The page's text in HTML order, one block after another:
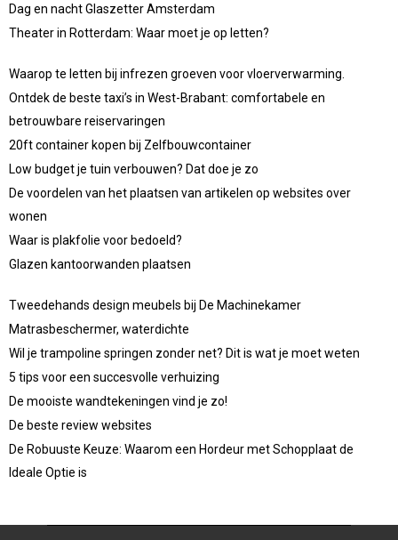
Dag en nacht Glaszetter Amsterdam
Theater in Rotterdam: Waar moet je op letten?
Waarop te letten bij infrezen groeven voor vloerverwarming.
Ontdek de beste taxi’s in West-Brabant: comfortabele en
betrouwbare reiservaringen
20ft container kopen bij Zelfbouwcontainer
Low budget je tuin verbouwen? Dat doe je zo
De voordelen van het plaatsen van artikelen op websites over
wonen
Waar is plakfolie voor bedoeld?
Glazen kantoorwanden plaatsen
Tweedehands design meubels bij De Machinekamer
Matrasbeschermer, waterdichte
Wil je trampoline springen zonder net? Dit is wat je moet weten
5 tips voor een succesvolle verhuizing
De mooiste wandtekeningen vind je zo!
De beste review websites
De Robuuste Keuze: Waarom een Hordeur met Schopplaat de
Ideale Optie is